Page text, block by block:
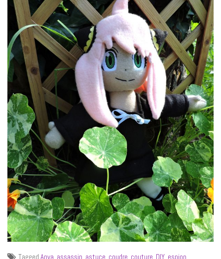
Tagged Anya assassin astuce coudre couture DIY espion